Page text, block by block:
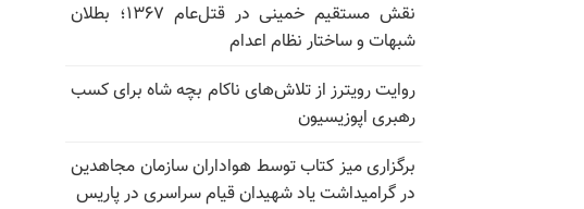
نقش مستقیم خمینی در قتل‌عام ۱۳۶۷؛ بطلان
شبهات و ساختار نظام اعدام
روایت رویترز از تلاش‌های ناکام بچه شاه برای کسب
رهبری اپوزیسیون
برگزاری میز کتاب توسط هواداران سازمان مجاهدین
در گرامیداشت یاد شهیدان قیام سراسری در پاریس